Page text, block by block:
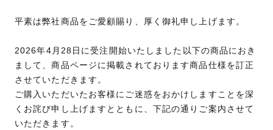
平素は弊社商品をご愛顧賜り、厚く御礼申し上げます。
2026年4月28日に受注開始いたしました以下の商品におき
まして、商品ページに掲載されております商品仕様を訂正
させていただきます。
ご購入いただいたお客様にご迷惑をおかけしますことを深
くお詫び申し上げますとともに、下記の通りご案内させて
いただきます。